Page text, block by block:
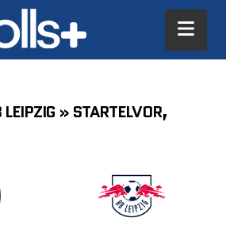
» STARTELVOR,